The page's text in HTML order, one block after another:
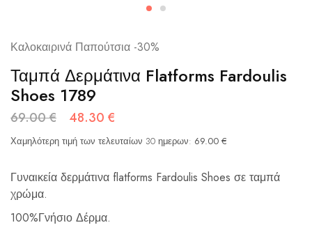
Καλοκαιρινά Παπούτσια -30%
Ταμπά Δερμάτινα Flatforms Fardoulis
Shoes 1789
69.00€ 48.30 €
Χαμηλότερη τιμή των τελευταίων 30 ημερων: 69.00 €
Γυναικεία δερμάτινα flatforms Fardoulis Shoes σε ταμπά
χρώμα.
100%Γνήσιο Δέρμα.